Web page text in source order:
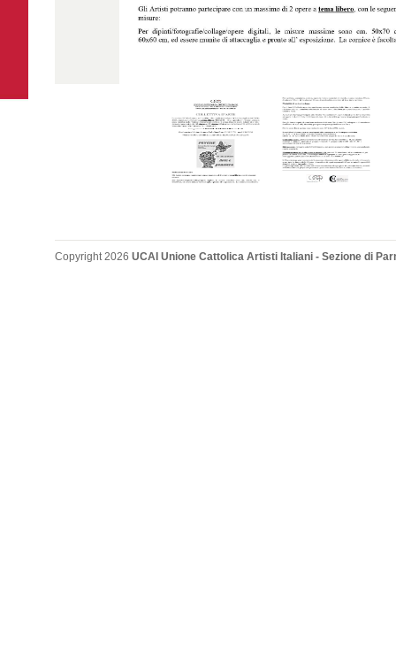
Copyright 2026 UCAI Unione Cattolica Artisti Italiani - Sezione di